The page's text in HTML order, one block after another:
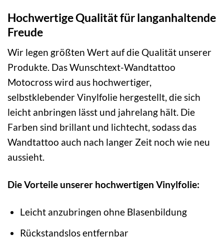
Hochwertige Qualität für langanhaltende
Freude
Wir legen größten Wert auf die Qualität unserer
Produkte. Das Wunschtext-Wandtattoo
Motocross wird aus hochwertiger,
selbstklebender Vinylfolie hergestellt, die sich
leicht anbringen lässt und jahrelang hält. Die
Farben sind brillant und lichtecht, sodass das
Wandtattoo auch nach langer Zeit noch wie neu
aussieht.
Die Vorteile unserer hochwertigen Vinylfolie:
Leicht anzubringen ohne Blasenbildung
Rückstandslos entfernbar